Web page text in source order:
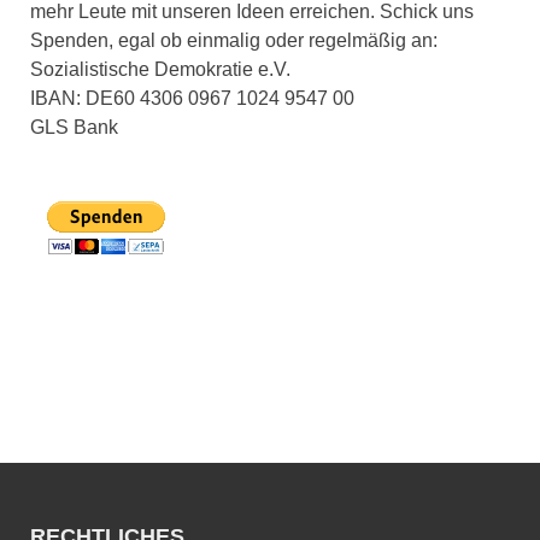
mehr Leute mit unseren Ideen erreichen. Schick uns
Spenden, egal ob einmalig oder regelmäßig an:
Sozialistische Demokratie e.V.
IBAN: DE60 4306 0967 1024 9547 00
GLS Bank